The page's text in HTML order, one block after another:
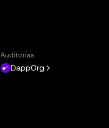
Auditorías
DappOrg